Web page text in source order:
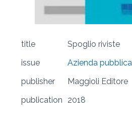
title
Spoglio riviste
issue
Azienda
publisher
Maggioli Editore
publication
2018